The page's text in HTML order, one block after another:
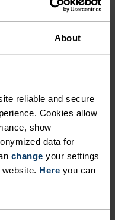
About
reliable and secure
Cookies allow
show
data for
change your settings
Here you can
MED
av mulesing-fri
TENCEL™
i denne melange
stoffet kjøler deg